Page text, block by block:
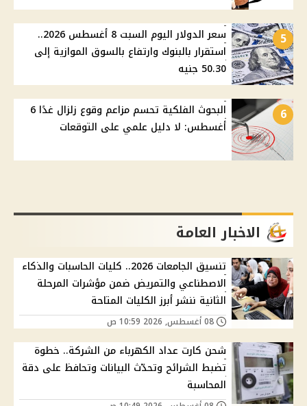
5
سعر الدولار اليوم السبت 8 أغسطس 2026..
استقرار بالبنوك وارتفاع بالسوق الموازية إلى
50.30 جنيه
6
البحوث الفلكية تحسم مزاعم وقوع زلزال غدًا 6
أغسطس: لا دليل علمي على التوقعات
الاخبار العامة
تنسيق الجامعات 2026.. كليات الحاسبات والذكاء
الاصطناعي والتمريض ضمن مؤشرات المرحلة
الثانية ننشر أبرز الكليات المتاحة
شحن كارت عداد الكهرباء من الشركة.. خطوة
تضبط الشرائح وتحدّث البيانات وتحافظ على دقة
المحاسبة